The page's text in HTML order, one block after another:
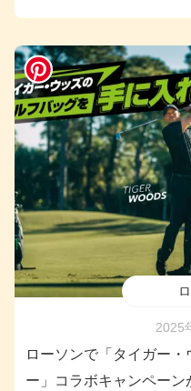
2025
ローソンで「タイガー
ー」コラボキャンペーン